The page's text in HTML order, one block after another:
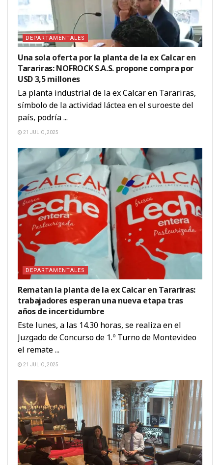
DEPARTAMENTALES
Una sola oferta por la planta de la ex Calcar en
Tarariras: NOFROCK S.A.S. propone compra por
USD 3,5 millones
La planta industrial de la ex Calcar en Tarariras,
símbolo de la actividad láctea en el suroeste del
país, podría ...
21 JULIO, 2025
DEPARTAMENTALES
Rematan la planta de la ex Calcar en Tarariras:
trabajadores esperan una nueva etapa tras
años de incertidumbre
Este lunes, a las 14.30 horas, se realiza en el
Juzgado de Concurso de 1.º Turno de Montevideo
el remate ...
21 JULIO, 2025